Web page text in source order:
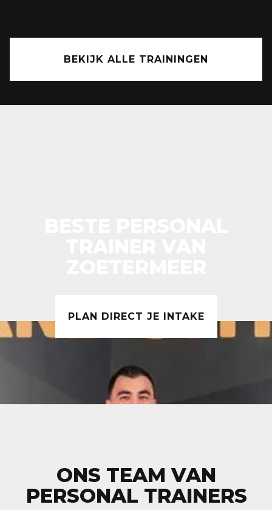
BEKIJK ALLE TRAININGEN
PLAN DIRECT JE INTAKE
ONS TEAM VAN
PERSONAL TRAINERS